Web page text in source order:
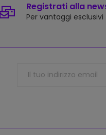
Registrati alla
Per vantaggi esclusivi